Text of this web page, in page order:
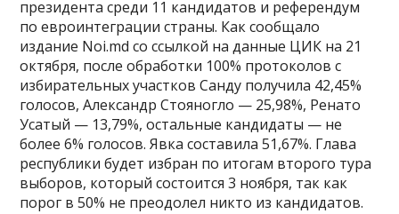
президента среди 11 кандидатов и референдум
по евроинтеграции страны. Как сообщало
издание Noi.md со ссылкой на данные ЦИК на 21
октября, после обработки 100% протоколов с
избирательных участков Санду получила 42,45%
голосов, Александр Стояногло — 25,98%, Ренато
Усатый — 13,79%, остальные кандидаты — не
более 6% голосов. Явка составила 51,67%. Глава
республики будет избран по итогам второго тура
выборов, который состоится 3 ноября, так как
порог в 50% не преодолел никто из кандидатов.